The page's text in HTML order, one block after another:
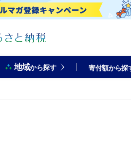
地域から探す 寄付額から探